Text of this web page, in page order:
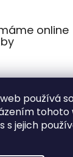
používá
tohoto
s jejich
online